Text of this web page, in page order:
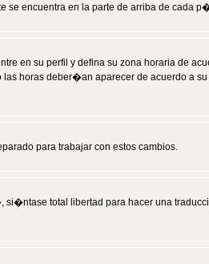
se encuentra en la parte de arriba de cada
en su perfil y defina su zona horaria de
horas deber�an aparecer de acuerdo a
para trabajar con estos cambios.
total libertad para hacer una